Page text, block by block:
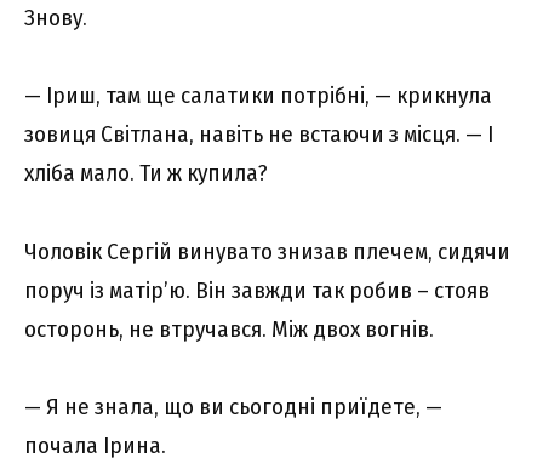
Знову.
— Іриш, там ще салатики потрібні, — крикнула
зовиця Світлана, навіть не встаючи з місця. — І
хліба мало. Ти ж купила?
Чоловік Сергій винувато знизав плечем, сидячи
поруч із матір’ю. Він завжди так робив – стояв
осторонь, не втручався. Між двох вогнів.
— Я не знала, що ви сьогодні приїдете, —
почала Ірина.